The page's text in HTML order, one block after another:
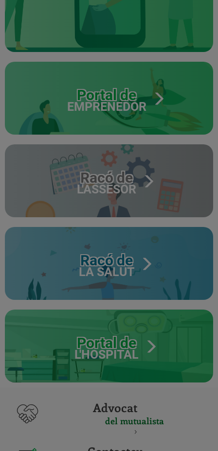
Portal de
EMPRENEDOR
Racó de
L'ASSESOR
Racó de
LA SALUT
Portal de
L'HOSPITAL
Advocat
del mutualista